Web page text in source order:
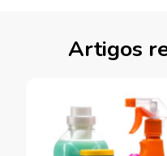
Artigos